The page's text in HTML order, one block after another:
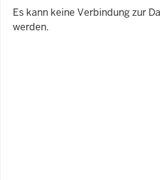
Es kann keine Verbindung zur
werden.